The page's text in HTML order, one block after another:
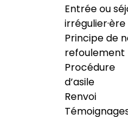
Entrée ou
irrégulier·ère
Principe de
refoulement
Procédure
d’asile
Renvoi